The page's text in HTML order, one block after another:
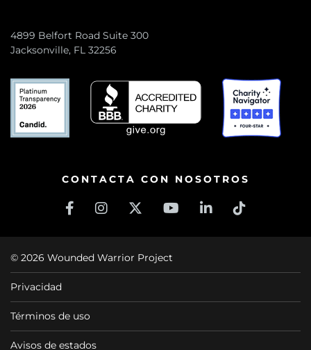
4899 Belfort Road Suite 300
Jacksonville, FL 32256
CONTACTA CON NOSOTROS
© 2026 Wounded Warrior Project
Privacidad
Términos de uso
Avisos de estados